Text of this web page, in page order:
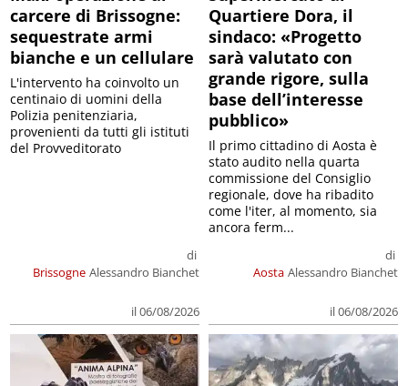
carcere di Brissogne:
sequestrate armi
bianche e un cellulare
Brissogne
di
Alessandro Bianchet
il 06/08/2026
L'intervento ha coinvolto un
centinaio di uomini della
Polizia penitenziaria,
provenienti da tutti gli istituti
del Provveditorato
Quartiere Dora, il
sindaco: «Progetto
sarà valutato con
grande rigore, sulla
base dell’interesse
pubblico»
Aosta
di
Alessandro Bianchet
il 06/08/2026
Il primo cittadino di Aosta è
stato audito nella quarta
commissione del Consiglio
regionale, dove ha ribadito
come l'iter, al momento, sia
ancora ferm...